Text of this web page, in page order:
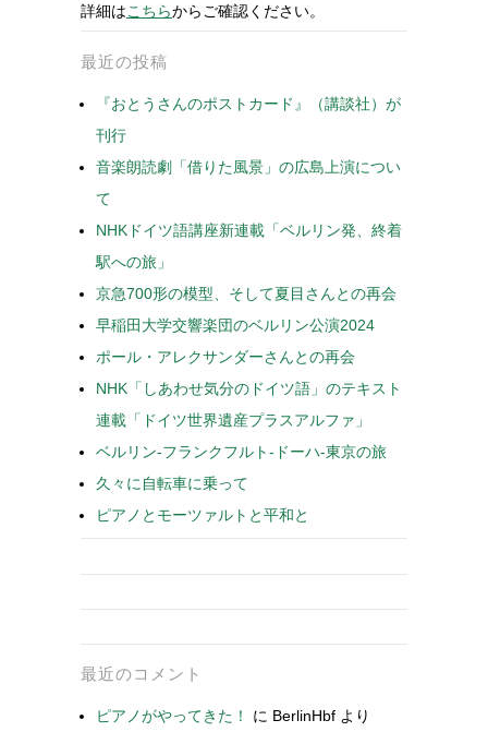
詳細はこちらからご確認ください。
最近の投稿
『おとうさんのポストカード』（講談社）が
刊行
音楽朗読劇「借りた風景」の広島上演につい
て
NHKドイツ語講座新連載「ベルリン発、終着
駅への旅」
京急700形の模型、そして夏目さんとの再会
早稲田大学交響楽団のベルリン公演2024
ポール・アレクサンダーさんとの再会
NHK「しあわせ気分のドイツ語」のテキスト
連載「ドイツ世界遺産プラスアルファ」
ベルリン-フランクフルト-ドーハ-東京の旅
久々に自転車に乗って
ピアノとモーツァルトと平和と
最近のコメント
ピアノがやってきた！ に BerlinHbf より